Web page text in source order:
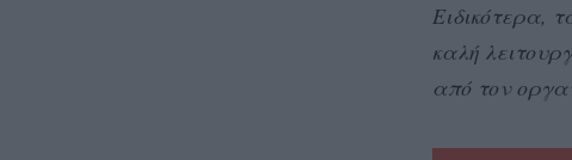
Ειδικότερα,
καλή
από τον